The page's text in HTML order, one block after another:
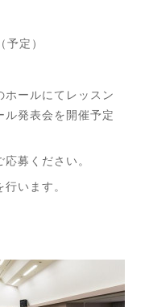
定）
ールにてレッスン
発表会を開催予定
募ください。
います。